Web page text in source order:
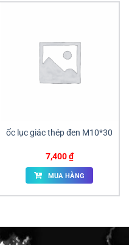
ốc lục giác thép đen M10*30
7,400₫
MUA HÀNG